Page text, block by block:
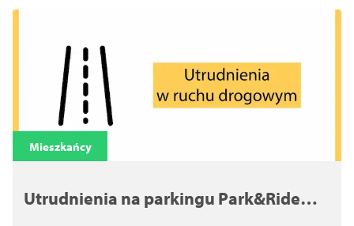
Mieszkańcy
Utrudnienia na parkingu Park&Ride